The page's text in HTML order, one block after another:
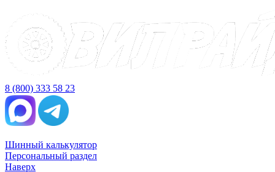
8 (800) 333 58 23
Шинный калькулятор
Персональный раздел
Наверх